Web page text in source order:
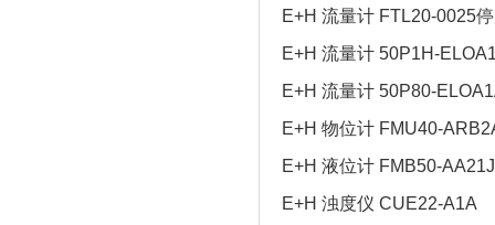
E+H 流量计 FTL20-0025
E+H 流量计 50P1H-
E+H 流量计 50P80-
E+H 物位计 FMU40-
E+H 液位计 FMB50-
E+H 浊度仪 CUE22-A1A